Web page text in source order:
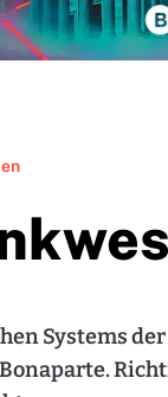
Systems